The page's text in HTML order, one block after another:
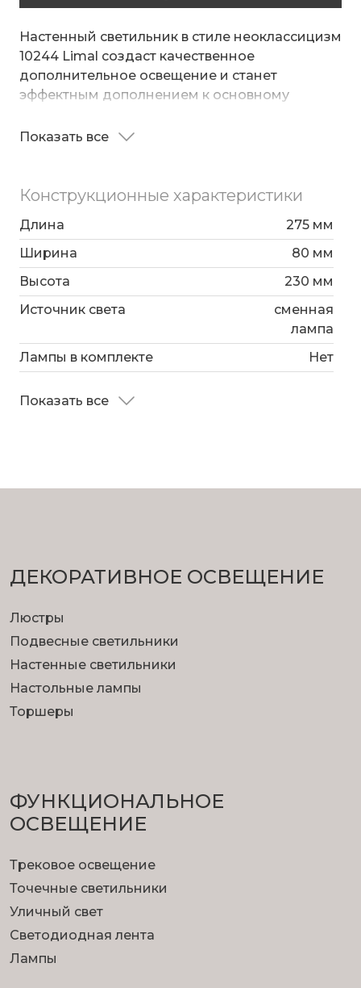
Настенный светильник в стиле неоклассицизм
10244 Limal создаст качественное
дополнительное освещение и станет
эффектным дополнением к основному
рассеянное свечение, подходящее для
сменные лампы типа "Свеча" или "Шар" с
максимальную мощность ламп накаливания
10 Вт.
Корпус светильника выполнен из
устанавливается при помощи крепежной
планки, которая обеспечивает надежную
фиксацию светильника на стене.
Показать все
Конструкционные характеристики
Длина
275 мм
Ширина
80 мм
Высота
230 мм
Источник света
сменная
лампа
Лампы в комплекте
Нет
Показать все
ДЕКОРАТИВНОЕ ОСВЕЩЕНИЕ
Люстры
Подвесные светильники
Настенные светильники
Настольные лампы
Торшеры
ФУНКЦИОНА­ЛЬНОЕ
ОСВЕЩЕНИЕ
Трековое освещение
Точечные светильники
Уличный свет
Светодиодная лента
Лампы